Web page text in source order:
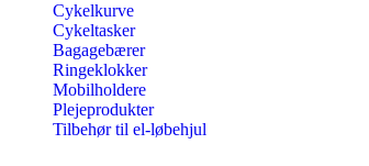
Cykelkurve
Cykeltasker
Bagagebærer
Ringeklokker
Mobilholdere
Plejeprodukter
Tilbehør til el-løbehjul